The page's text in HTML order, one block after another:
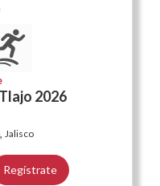
2026
, Jalisco
Regístrate